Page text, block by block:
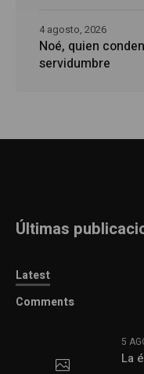
Noé, quien
servidumbre
4 agosto, 2026
Últimas
Latest
Comments
5
La